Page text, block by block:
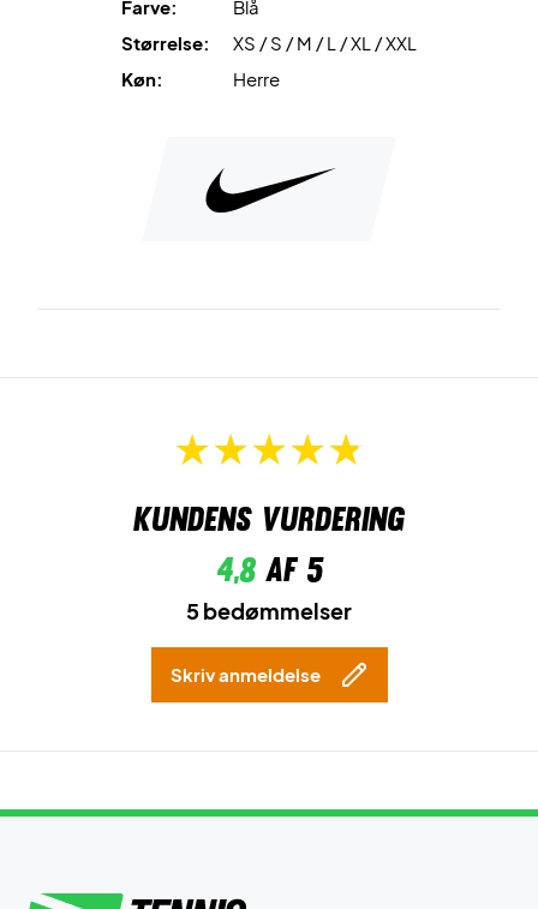
Farve:
Blå
Størrelse:
XS / S / M / L / XL / XXL
Køn:
Herre
Kundens vurdering
4,8af 5
5 bedømmelser
Skriv anmeldelse